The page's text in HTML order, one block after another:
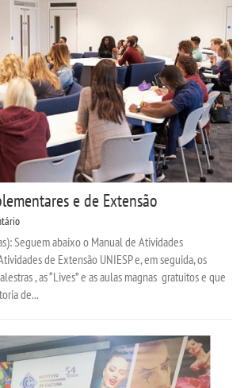
e de Extensão
Seguem abaixo o Manual de Atividades
de Extensão UNIESP e, em seguida, os
, as “Lives” e as aulas magnas gratuitos e que
de...